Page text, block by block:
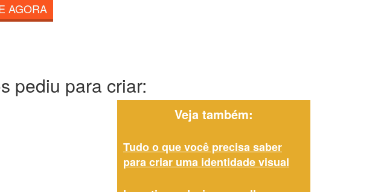
AGORA
pediu para criar:
Veja também:
Tudo o que você precisa saber
para criar uma identidade visual